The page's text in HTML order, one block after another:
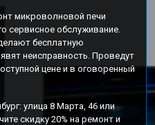
микроволновой печи
сервисное обслуживание.
бесплатную
неисправность. Проведут
цене и в оговоренный
улица 8 Марта, 46 или
скидку 20% на ремонт и